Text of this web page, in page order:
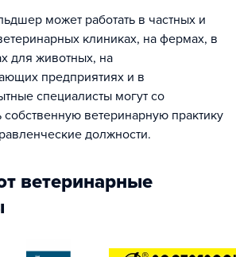
может работать в частных и
клиниках, на фермах, в
для животных, на
предприятиях и в
специалисты могут со
ветеринарную практику
должности.
ветеринарные